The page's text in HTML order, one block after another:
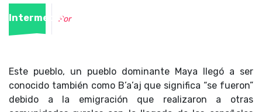
IntermedioPor
Este pueblo, un pueblo dominante Maya llegó a ser
conocido también como B’a’aj que significa “se fueron”
debido a la emigración que realizaron a otras